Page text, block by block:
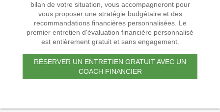
bilan de votre situation, vous accompagneront pour
vous proposer une stratégie budgétaire et des
recommandations financières personnalisées. Le
premier entretien d'évaluation financière personnalisé
est entièrement gratuit et sans engagement.
RÉSERVER UN ENTRETIEN GRATUIT AVEC UN
COACH FINANCIER